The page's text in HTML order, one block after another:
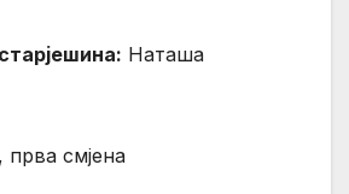
Наташа
, прва смјена